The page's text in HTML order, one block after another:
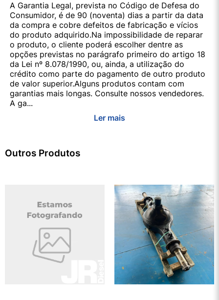
A Garantia Legal, prevista no Código de Defesa do
Consumidor, é de 90 (noventa) dias a partir da data
da compra e cobre defeitos de fabricação e vícios
do produto adquirido.Na impossibilidade de reparar
o produto, o cliente poderá escolher dentre as
opções previstas no parágrafo primeiro do artigo 18
da Lei nº 8.078/1990, ou, ainda, a utilização do
crédito como parte do pagamento de outro produto
de valor superior.Alguns produtos contam com
garantias mais longas. Consulte nossos vendedores.
A ga...
Ler mais
Outros Produtos